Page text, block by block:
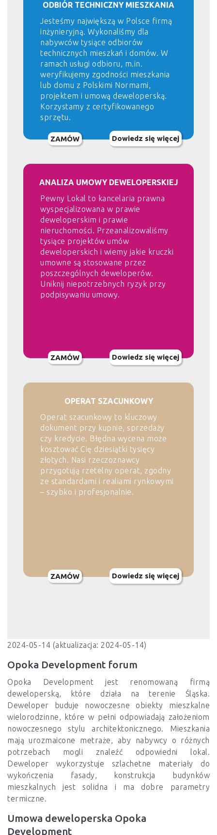
ODBIÓR TECHNICZNY MIESZKANIA
Jesteśmy największą w Polsce firmą
inżynieryjną. Wykonaliśmy dla
nabywców tysiące odbiorów
technicznych mieszkań i domów. W
ramach usługi odbioru, m.in.
weryfikujemy zgodności mieszkania
lub domu z Polskimi Normami,
projektem i umową deweloperską.
Korzystamy z certyfikowanego
sprzętu.
ZAMÓW Dowiedz się więcej
ANALIZA UMOWY DEWELOPERSKIEJ
Pewny Lokal to kancelaria prawna
wyspecjalizowana w prawie
deweloperskim i prawie
nieruchomości. Przeanalizowaliśmy
tysiące projektów umów
deweloperskich i wiemy jakie kruczki
umowne są stosowane przez
poszczególnych deweloperów.
Uniknij niepotrzebnych ryzyk przy
podpisywaniu umowy.
ZAMÓW Dowiedz się więcej
OPERAT SZACUNKOWY
Operat szacunkowy to kluczowy
dokument przy kupnie, sprzedaży
czy kredycie. Błędna wycena może
kosztować Cię dziesiątki tysięcy
złotych. Nasi rzeczoznawcy
przygotują rzetelny operat, zgodny
ze standardami i realiami rynkowymi
– szybko i profesjonalnie.
ZAMÓW Dowiedz się więcej
2024-05-14 (aktualizacja: 2024-05-14)
Opoka Development forum
Opoka Development jest renomowaną firmą
deweloperską, które działa na terenie Śląska.
Deweloper buduje nowoczesne obiekty mieszkalne
wielorodzinne, które w pełni odpowiadają założeniom
nowoczesnego stylu architektonicznego. Mieszkania
mają urozmaicone metraże, aby nabywcy o różnych
potrzebach mogli znaleźć odpowiedni lokal.
Deweloper wykorzystuje szlachetne materiały do
wykończenia fasady, konstrukcja budynków
mieszkalnych jest solidna i ma dobre parametry
termiczne.
Umowa deweloperska Opoka
Development